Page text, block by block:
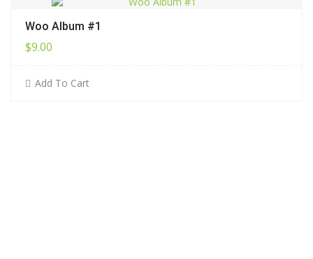
Woo Album #1
$9.00
Add To Cart